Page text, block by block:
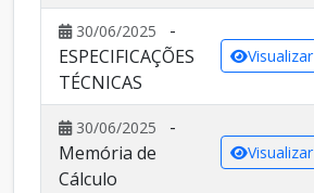
30/06/2025
-
ESPECIFICAÇÕES
TÉCNICAS
Visualizar
30/06/2025
-
Memória de
Cálculo
Visualizar